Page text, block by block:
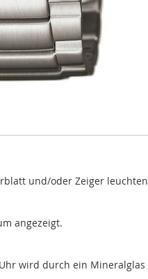
und/oder Zeiger
angezeigt.
wird durch ein Mineralglas